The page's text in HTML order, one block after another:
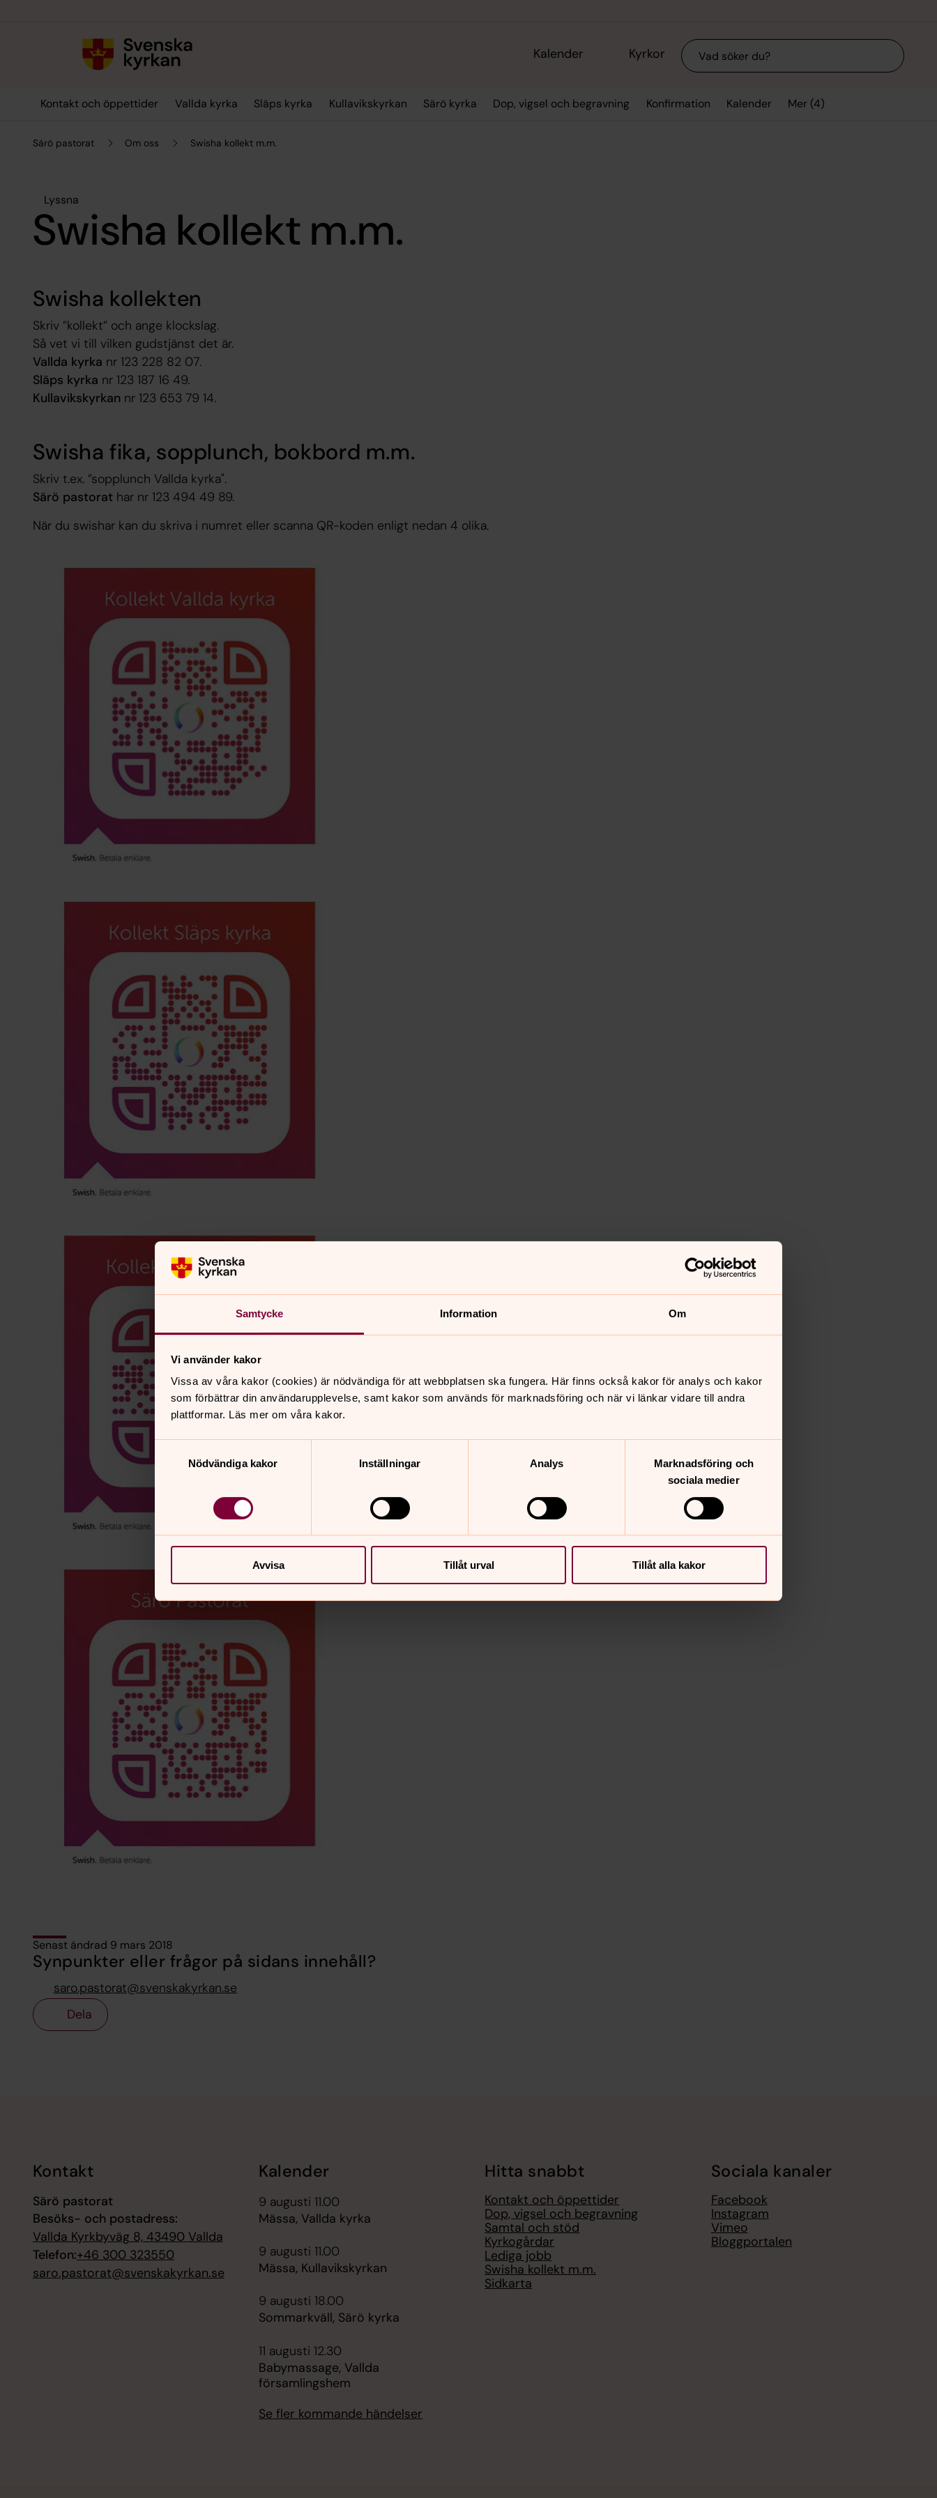
Samtycke Information Om
Vi använder kakor
Vissa av våra kakor (cookies) är nödvändiga för att webbplatsen ska fungera. Här finns också kakor för analys och kakor
som förbättrar din användarupplevelse, samt kakor som används för marknadsföring och när vi länkar vidare till andra
plattformar. Läs mer om våra kakor.
Nödvändiga kakor
Inställningar Analys
Marknadsföring och
sociala medier
Avvisa Tillåt urval Tillåt alla kakor
Kalender Kyrkor Sök
Kontakt och öppettider Vallda kyrka Släps kyrka Kullavikskyrkan Särö kyrka Dop, vigsel och begravning Konfirmation Kalender Mer (4)
Särö pastorat Om oss Swisha kollekt m.m.
Lyssna
Swisha kollekt m.m.
Swisha kollekten
Skriv ”kollekt” och ange klockslag.
Så vet vi till vilken gudstjänst det är.
Vallda kyrka nr 123 228 82 07.
Släps kyrka nr 123 187 16 49.
Kullavikskyrkannr 123 653 79 14.
Swisha fika, sopplunch, bokbord m.m.
Skriv t.ex. ”sopplunch Vallda kyrka".
Särö pastorathar nr 123 494 49 89.
När du swishar kan du skriva i numret eller scanna QR-koden enligt nedan 4 olika.
Senast ändrad 9 mars 2018
Synpunkter eller frågor på sidans innehåll?
saro.pastorat@svenskakyrkan.se
Dela
Kontakt
Särö pastorat
Besöks- och postadress:
Vallda Kyrkbyväg 8, 43490 Vallda
Telefon:+46 300 323550
saro.pastorat@svenskakyrkan.se
Kalender
9 augusti 11.00
Mässa, Vallda kyrka
9 augusti 11.00
Mässa, Kullavikskyrkan
9 augusti 18.00
Sommarkväll, Särö kyrka
11 augusti 12.30
Babymassage, Vallda
församlingshem
Se fler kommande händelser
Hitta snabbt
Kontakt och öppettider
Dop, vigsel och begravning
Samtal och stöd
Kyrkogårdar
Lediga jobb
Swisha kollekt m.m.
Sidkarta
Sociala kanaler
Facebook
Instagram
Vimeo
Bloggportalen